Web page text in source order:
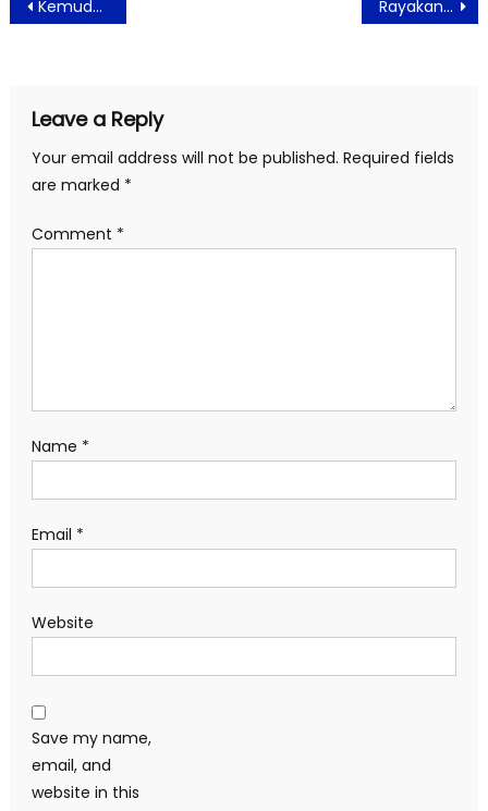
navigation
Kemudahan Digital Payment Indonesia Meningkatkan Semangat Go-Online Rayakan HUT DKI Jakarta ke 495, Ada Yang Spesial di ASTON Pluit
Leave a Reply
Your email address will not be published. Required fields
are marked *
Comment *
Name *
Email *
Website
Save my name,
email, and
website in this